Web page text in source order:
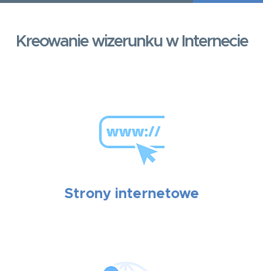
Kreowanie wizerunku w Internecie
Strony internetowe